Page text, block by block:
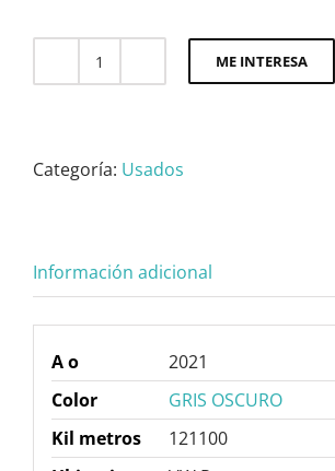
TAOS
CONFORTLINE
ME INTERESA
Categoría: Usados
Información adicional
A o
2021
Color
GRIS OSCURO
Kil metros
121100